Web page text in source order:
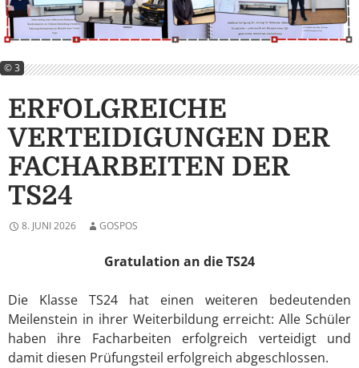
© 3
ERFOLGREICHE
VERTEIDIGUNGEN DER
FACHARBEITEN DER
TS24
8. JUNI 2026 GOSPOS
Gratulation an die TS24
Die Klasse TS24 hat einen weiteren bedeutenden
Meilenstein in ihrer Weiterbildung erreicht: Alle Schüler
haben ihre Facharbeiten erfolgreich verteidigt und
damit diesen Prüfungsteil erfolgreich abgeschlossen.